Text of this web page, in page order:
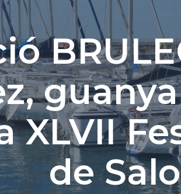
de Vela
Fitness
COVID-19
Oci / Comerç
Xàrter i activitats
nàutiques
Serveis nàutics
XLVII
de